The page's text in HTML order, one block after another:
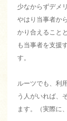
少なからずデメ
やはり当事者か
かり合えること
も当事者を支援
す。
ルーツでも、利
う人がいれば、
ます。（実際に